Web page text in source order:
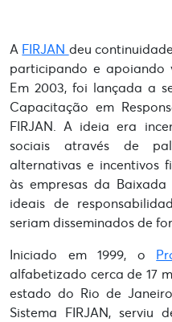
A FIRJAN deu
participando e apoiando
Em 2003, foi lançada a
Capacitação em
FIRJAN. A ideia era
sociais através de
alternativas e incentivos
às empresas da Baixada
ideais de
seriam disseminados de
Iniciado em 1999, o
alfabetizado cerca de 17
estado do Rio de
Sistema FIRJAN,